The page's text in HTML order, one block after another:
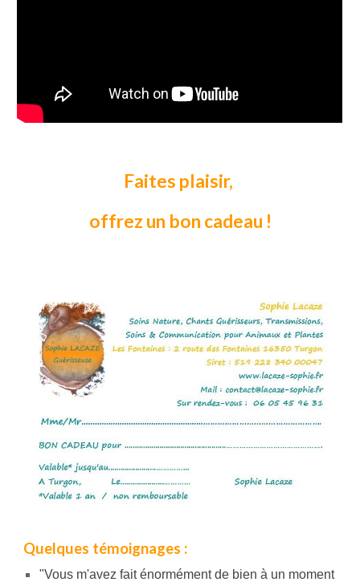
Faites plaisir,
offrez un bon cadeau !
Quelques témoignages :
"Vous m'avez fait énormément de bien à un moment